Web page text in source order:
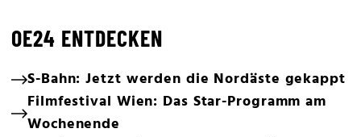
OE24 ENTDECKEN
S-Bahn: Jetzt werden die Nordäste gekappt
Filmfestival Wien: Das Star-Programm am
Wochenende